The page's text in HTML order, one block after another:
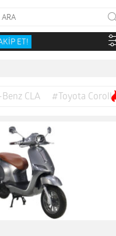
ET!
CLA #Toyota Corolla